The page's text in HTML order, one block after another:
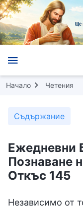
Начало Четения
Съдържание
Ежедневни
Познаване
Откъс 145
Независимо от